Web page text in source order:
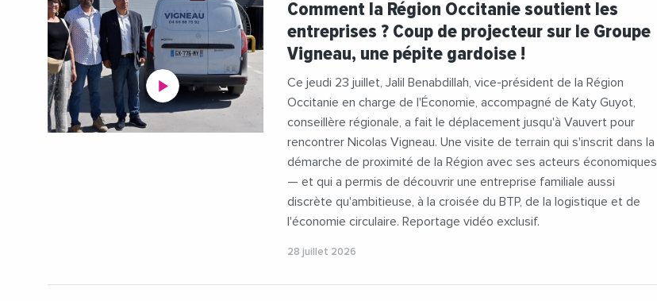
#VieDesEntreprises
Comment la Région Occitanie soutient les
entreprises ? Coup de projecteur sur le Groupe
Vigneau, une pépite gardoise !
Ce jeudi 23 juillet, Jalil Benabdillah, vice-président de la Région
Occitanie en charge de l'Économie, accompagné de Katy Guyot,
conseillère régionale, a fait le déplacement jusqu'à Vauvert pour
rencontrer Nicolas Vigneau. Une visite de terrain qui s'inscrit dans la
démarche de proximité de la Région avec ses acteurs économiques
— et qui a permis de découvrir une entreprise familiale aussi
discrète qu'ambitieuse, à la croisée du BTP, de la logistique et de
l'économie circulaire. Reportage vidéo exclusif.
28 juillet 2026